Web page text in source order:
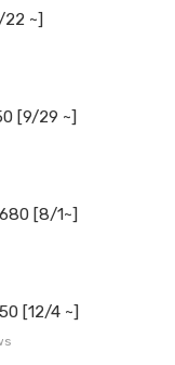
~]
[9/29 ~]
[8/1~]
[12/4 ~]